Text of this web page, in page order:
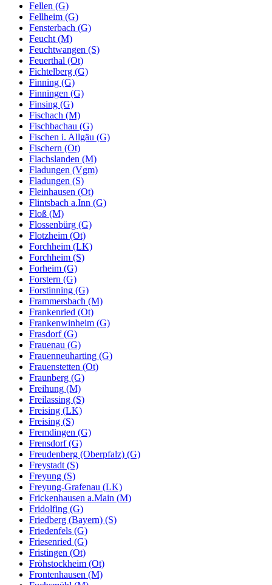
Fellen (G)
Fellheim (G)
Fensterbach (G)
Feucht (M)
Feuchtwangen (S)
Feuerthal (Ot)
Fichtelberg (G)
Finning (G)
Finningen (G)
Finsing (G)
Fischach (M)
Fischbachau (G)
Fischen i. Allgäu (G)
Fischern (Ot)
Flachslanden (M)
Fladungen (Vgm)
Fladungen (S)
Fleinhausen (Ot)
Flintsbach a.Inn (G)
Floß (M)
Flossenbürg (G)
Flotzheim (Ot)
Forchheim (LK)
Forchheim (S)
Forheim (G)
Forstern (G)
Forstinning (G)
Frammersbach (M)
Frankenried (Ot)
Frankenwinheim (G)
Frasdorf (G)
Frauenau (G)
Frauenneuharting (G)
Frauenstetten (Ot)
Fraunberg (G)
Freihung (M)
Freilassing (S)
Freising (LK)
Freising (S)
Fremdingen (G)
Frensdorf (G)
Freudenberg (Oberpfalz) (G)
Freystadt (S)
Freyung (S)
Freyung-Grafenau (LK)
Frickenhausen a.Main (M)
Fridolfing (G)
Friedberg (Bayern) (S)
Friedenfels (G)
Friesenried (G)
Fristingen (Ot)
Fröhstockheim (Ot)
Frontenhausen (M)